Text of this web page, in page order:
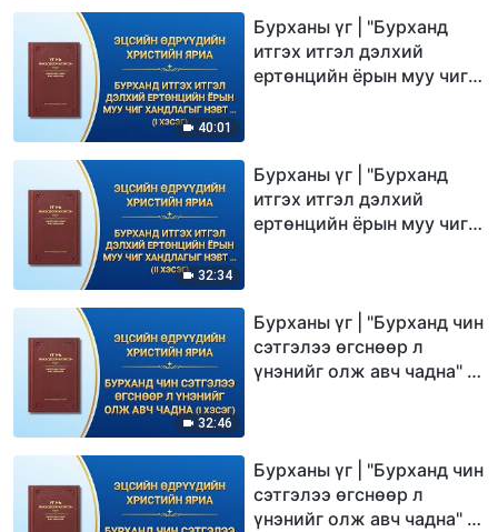
40:01
Бурханы үг | "Бурханд
итгэх итгэл дэлхий
ертөнцийн ёрын муу чиг
32:34
Бурханы үг | "Бурханд
итгэх итгэл дэлхий
ертөнцийн ёрын муу чиг
32:46
Бурханы үг | "Бурханд чин
сэтгэлээ өгснөөр л
үнэнийг олж авч чадна" (I
Бурханы үг | "Бурханд чин
сэтгэлээ өгснөөр л
үнэнийг олж авч чадна" (II